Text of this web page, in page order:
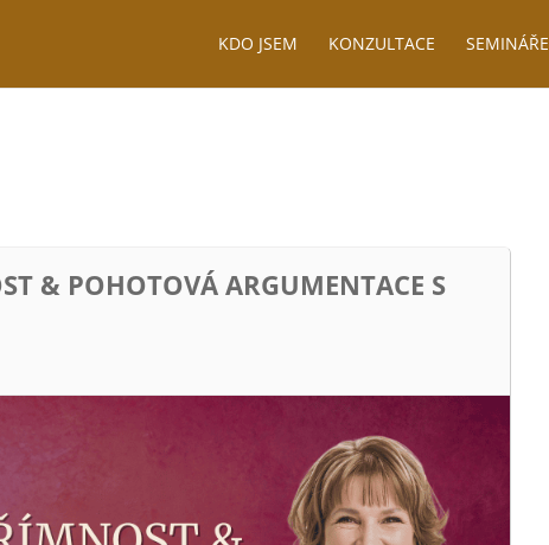
KDO JSEM KONZULTACE SEMINÁŘE
& POHOTOVÁ ARGUMENTACE S